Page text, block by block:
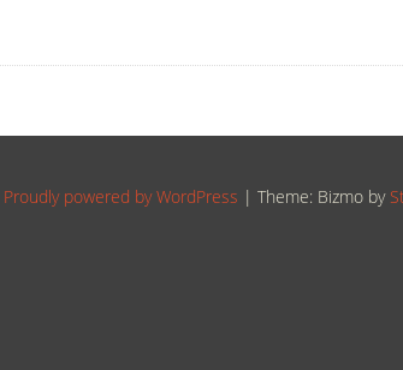
Proudly powered by WordPress | Theme: Bizmo by